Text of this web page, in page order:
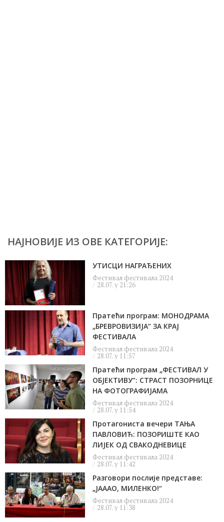
НАЈНОВИЈЕ ИЗ ОВЕ КАТЕГОРИЈЕ:
УТИСЦИ НАГРАЂЕНИХ
Фестивал фестивала 2024
28.07. у 21:26
Пратећи програм: МОНОДРАМА
„БРЕВРОВИЗИЈА“ ЗА КРАЈ
ФЕСТИВАЛА
Фестивал фестивала 2024
28.07. у 11:57
Пратећи програм „ФЕСТИВАЛ У
ОБЈЕКТИВУ“: СТРАСТ ПОЗОРНИЦЕ
НА ФОТОГРАФИЈАМА
Фестивал фестивала 2024
28.07. у 11:54
Протагониста вечери TАЊА
ПАВЛОВИЋ: ПОЗОРИШТЕ КАО
ЛИЈЕК ОД СВАКОДНЕВИЦЕ
Фестивал фестивала 2024
28.07. у 11:42
Разговори послије представе:
„ЈАААО, МИЛЕНКО!“
Фестивал фестивала 2024
28.07. у 11:38